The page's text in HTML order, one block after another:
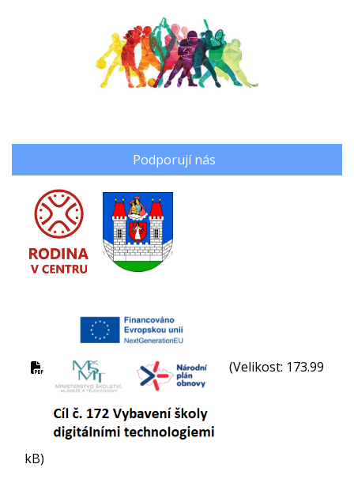
Podporují nás
(Velikost: 173.99
kB)